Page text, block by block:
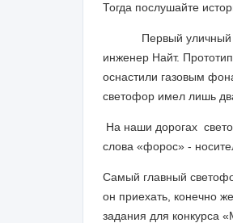
Тогда послушайте
Первый уличный
инженер Найт.
оснастили газовым
светофор имел лишь
На наши дорогах
слова «форос» -
Самый главный
он приехать, конечно
задания для конкурса